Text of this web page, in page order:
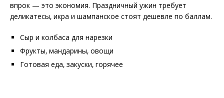
впрок — это экономия. Праздничный ужин требует
деликатесы‚ икра и шампанское стоят дешевле по баллам.
Сыр и колбаса для нарезки
Фрукты‚ мандарины‚ овощи
Готовая еда‚ закуски‚ горячее